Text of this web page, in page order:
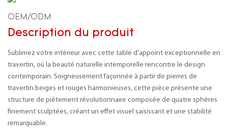
OEM/ODM
Description du produit
Sublimez votre intérieur avec cette table d'appoint exceptionnelle en
travertin, où la beauté naturelle intemporelle rencontre le design
contemporain. Soigneusement façonnée à partir de pierres de
travertin beiges et rouges harmonieuses, cette pièce présente une
structure de piètement révolutionnaire composée de quatre sphères
finement sculptées, créant un effet visuel saisissant et une stabilité
remarquable.